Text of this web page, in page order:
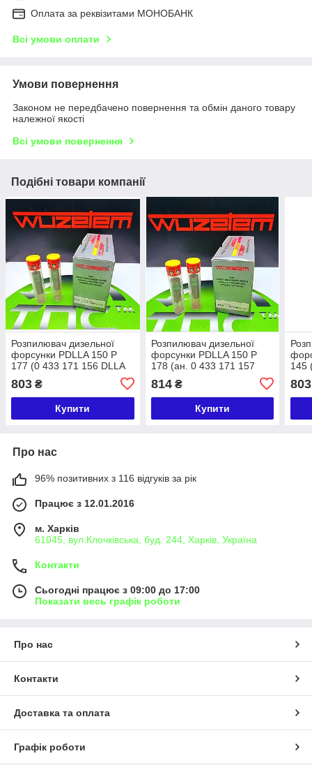
Оплата за реквізитами МОНОБАНК
Всі умови оплати
Умови повернення
Законом не передбачено повернення та обмін даного товару
належної якості
Всі умови повернення
Подібні товари компанії
Розпилювач дизельної
форсунки PDLLA 150 P
177 (0 433 171 156 DLLA
Wuzetem VOLVO груз. 9,6
(6цил.)
803 ₴
Купити
Розпилювач дизельної
форсунки PDLLA 150 P
178 (ан. 0 433 171 157
DLLA 150 P 178 BOSCH)
Wuzetem VOLVO 9, 6(6ц.);
VALMET 3, 3 (3ц.)
814₴
Купити
145
803
Про нас
96% позитивних з 116 відгуків за рік
Працює з 12.01.2016
м. Харків
61045, вул.Клочківська, буд. 244, Харків, Україна
Контакти
Сьогодні працює з 09:00 до 17:00
Показати весь графік роботи
Про нас
Контакти
Доставка та оплата
Графік роботи